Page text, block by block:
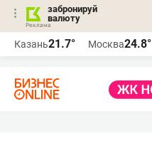
забронируй
валюту
Казань21.7° Москва24.8°